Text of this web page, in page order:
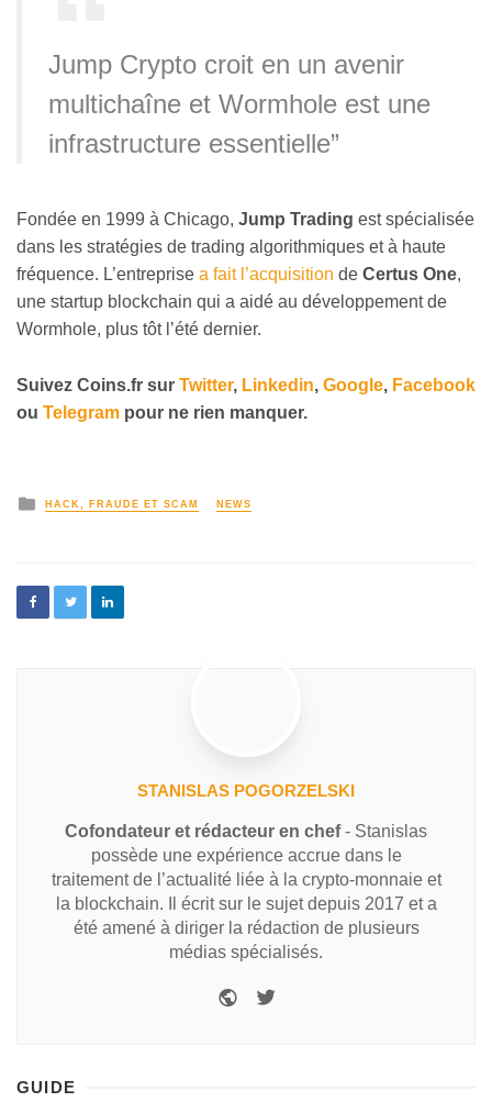
Jump Crypto croit en un avenir
multichaîne et Wormhole est une
infrastructure essentielle”
Fondée en 1999 à Chicago, Jump Trading est spécialisée
dans les stratégies de trading algorithmiques et à haute
fréquence. L’entreprise a fait l’acquisition de Certus One,
une startup blockchain qui a aidé au développement de
Wormhole, plus tôt l’été dernier.
Suivez Coins.fr sur Twitter, Linkedin, Google, Facebook
ou Telegram pour ne rien manquer.
HACK, FRAUDE ET SCAM NEWS
STANISLAS POGORZELSKI
Cofondateur et rédacteur en chef- Stanislas
possède une expérience accrue dans le
traitement de l’actualité liée à la crypto-monnaie et
la blockchain. Il écrit sur le sujet depuis 2017 et a
été amené à diriger la rédaction de plusieurs
médias spécialisés.
GUIDE